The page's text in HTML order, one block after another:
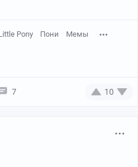
Pony Пони Мемы
7 10